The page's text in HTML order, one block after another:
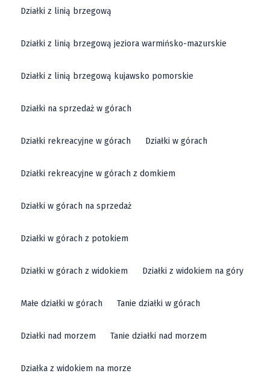
Działki z linią brzegową
Działki z linią brzegową jeziora warmińsko-mazurskie
Działki z linią brzegową kujawsko pomorskie
Działki na sprzedaż w górach
Działki rekreacyjne w górach Działki w górach
Działki rekreacyjne w górach z domkiem
Działki w górach na sprzedaż
Działki w górach z potokiem
Działki w górach z widokiem Działki z widokiem na góry
Małe działki w górach Tanie działki w górach
Działki nad morzem Tanie działki nad morzem
Działka z widokiem na morze